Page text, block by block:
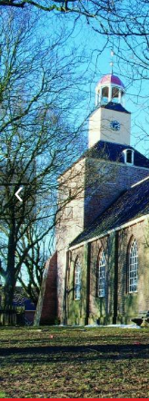
Contact
Vaktaal
‹